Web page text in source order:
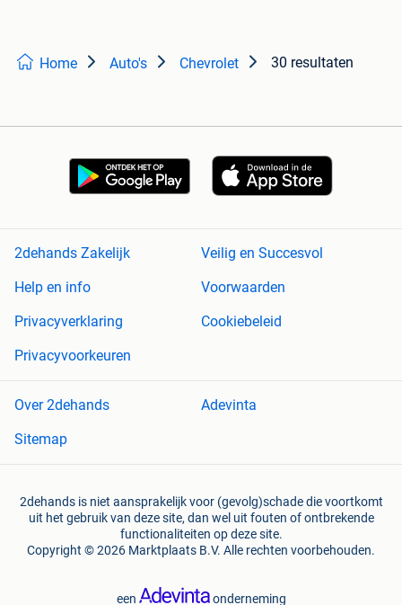
Home Auto's Chevrolet 30 resultaten
2dehands Zakelijk
Veilig en Succesvol
Help en info
Voorwaarden
Privacyverklaring
Cookiebeleid
Privacyvoorkeuren
Over 2dehands
Adevinta
Sitemap
2dehands is niet aansprakelijk voor (gevolg)schade die voortkomt
uit het gebruik van deze site, dan wel uit fouten of ontbrekende
functionaliteiten op deze site.
Copyright © 2026 Marktplaats B.V. Alle rechten voorbehouden.
een onderneming